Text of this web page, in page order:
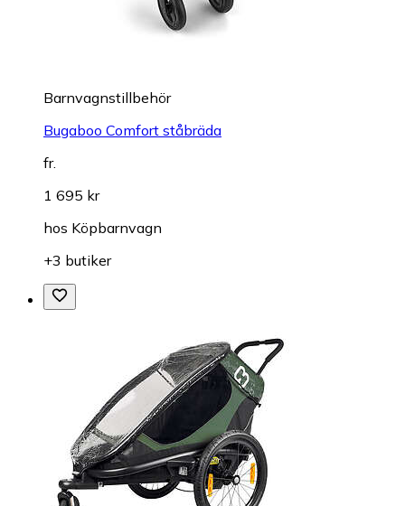
Barnvagnstillbehör
Bugaboo Comfort ståbräda
fr.
1 695 kr
hos Köpbarnvagn
+3 butiker